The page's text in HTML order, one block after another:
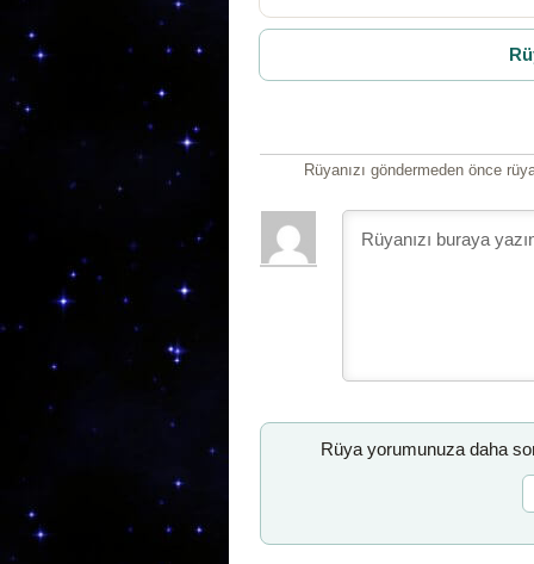
Rüyanızı göndermeden önce
Rüya yorumunuza daha